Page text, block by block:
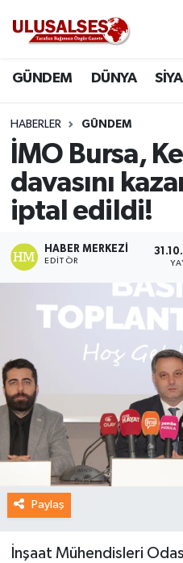
GÜNDEM DÜNYA
HABERLER GÜNDEM
İMO Bursa,
davasını
iptal edildi!
HABER MERKEZI
EDITÖR
Paylaş
İnşaat Mühendisleri
DÜNYA
SİYASET
EKONOMİ
SAĞLIK
MAGAZİN
Trafik Durumu
Süper Lig Puan
Tüm Manşetler
Haber Arşivi